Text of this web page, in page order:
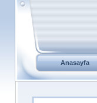
Anasayfa